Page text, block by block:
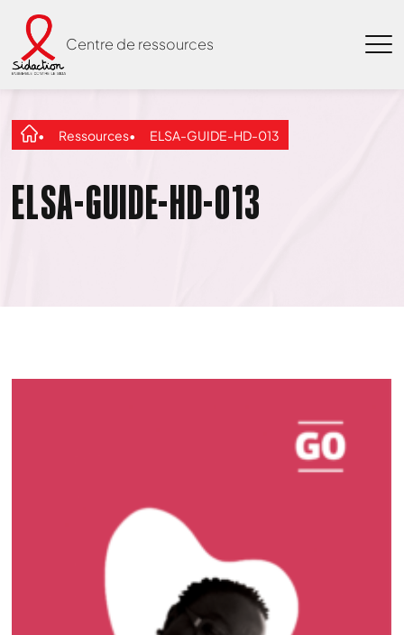
Centre de ressources
Ressources ELSA-GUIDE-HD-013
ELSA-GUIDE-HD-013